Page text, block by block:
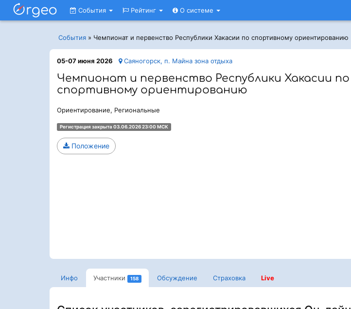
События Рейтинг О системе
События » Чемпионат и первенство Республики Хакасии по спортивному ориентированию
05-07 июня 2026 Саяногорск, п. Майна зона отдыха
Чемпионат и первенство Республики Хакасии по
спортивному ориентированию
Ориентирование, Региональные
Регистрация закрыта 03.06.2026 23:00 МСК
Положение
Инфо Участники 158 Обсуждение Страховка Live